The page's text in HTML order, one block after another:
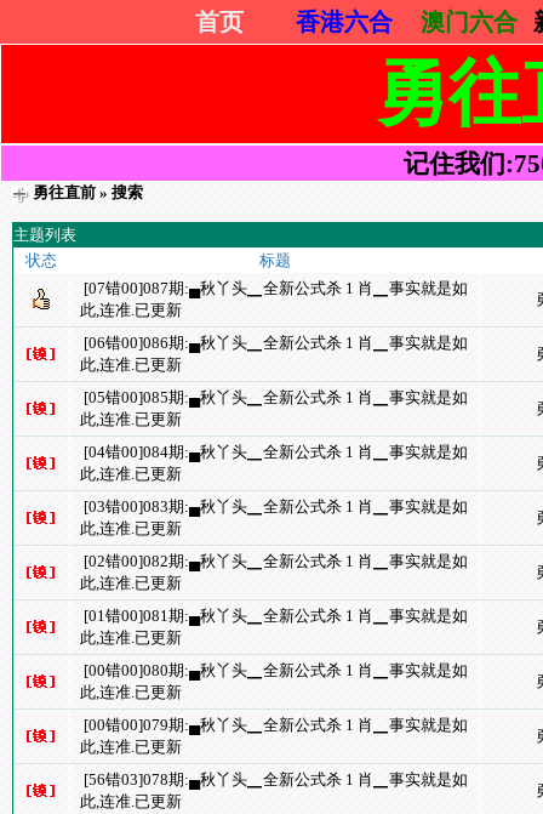
首页 香港六合 澳门六合
勇
记住我们
勇往直前» 搜索
主题列表
状态
标题
[07错00]087期:▄秋丫头▁全新公式杀 1 肖▁事实就是如
此,连准.已更新
[06错00]086期:▄秋丫头▁全新公式杀 1 肖▁事实就是如
此,连准.已更新
[05错00]085期:▄秋丫头▁全新公式杀 1 肖▁事实就是如
此,连准.已更新
[04错00]084期:▄秋丫头▁全新公式杀 1 肖▁事实就是如
此,连准.已更新
[03错00]083期:▄秋丫头▁全新公式杀 1 肖▁事实就是如
此,连准.已更新
[02错00]082期:▄秋丫头▁全新公式杀 1 肖▁事实就是如
此,连准.已更新
[01错00]081期:▄秋丫头▁全新公式杀 1 肖▁事实就是如
此,连准.已更新
[00错00]080期:▄秋丫头▁全新公式杀 1 肖▁事实就是如
此,连准.已更新
[00错00]079期:▄秋丫头▁全新公式杀 1 肖▁事实就是如
此,连准.已更新
[56错03]078期:▄秋丫头▁全新公式杀 1 肖▁事实就是如
此,连准.已更新